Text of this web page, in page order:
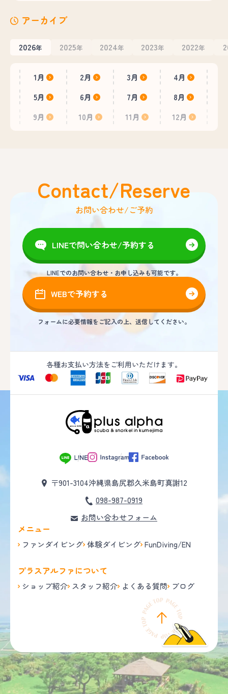
アーカイブ
2026年 2025年 2024年 2023年 2022年
1月 2月 3月
4月
5月
6月 7月
8月
9月
10月 11月 12月
Contact/Reserve
お問い合わせ/ご予約
LINEで問い合わせ/予約する
LINEでのお問い合わせ・お申し込みも可能です。
WEBで予約する
フォームに必要情報をご記入の上、送信してください。
各種お支払い方法をご利用いただけます。
〒901-3104沖縄県島尻郡久米島町真謝12
098-987-0919
お問い合わせフォーム
メニュー
ファンダイビング 体験ダイビング FunDiving/EN
プラスアルファについて
ショップ紹介 スタッフ紹介 よくある質問 ブログ